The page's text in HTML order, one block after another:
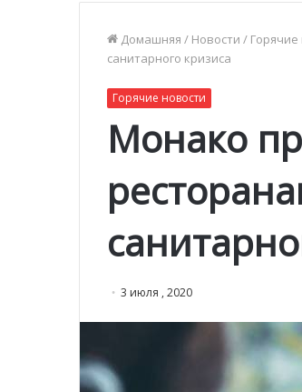
Домашняя / Новости / Горячие
санитарного кризиса
Горячие новости
Монако
3 июля , 2020